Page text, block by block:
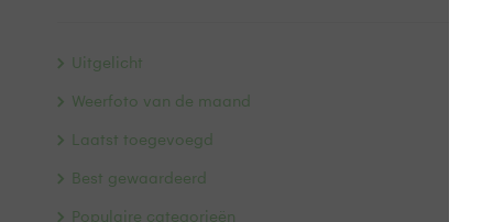
Uitgelicht
Weerfoto van de maand
Laatst toegevoegd
Best gewaardeerd
Populaire categorieën